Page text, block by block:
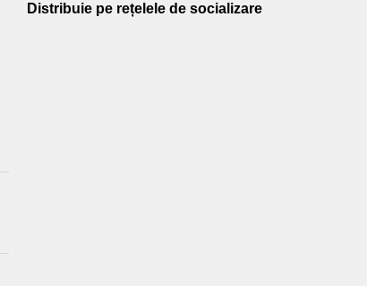
Distribuie pe rețelele de socializare